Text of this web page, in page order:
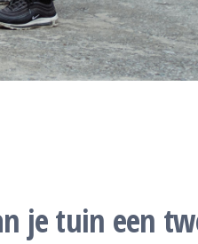
je tuin een